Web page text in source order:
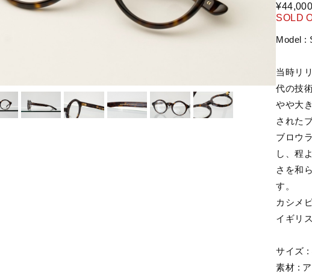
¥44,000
SOLD
Model :
当時リ
代の技
やや大
された
ブロウ
し、程
さを和
す。
カシメ
イギリ
サイズ :
素材 :